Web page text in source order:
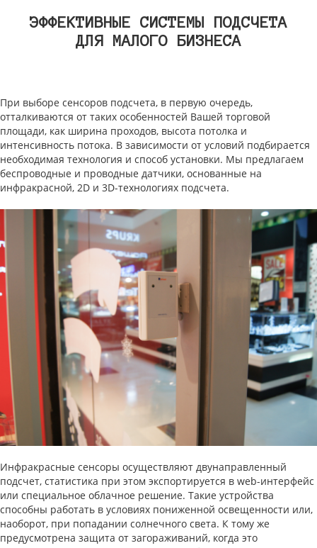
ЭФФЕКТИВНЫЕ СИСТЕМЫ ПОДСЧЕТА
ДЛЯ МАЛОГО БИЗНЕСА
При выборе сенсоров подсчета, в первую очередь,
отталкиваются от таких особенностей Вашей торговой
площади, как ширина проходов, высота потолка и
интенсивность потока. В зависимости от условий подбирается
необходимая технология и способ установки. Мы предлагаем
беспроводные и проводные датчики, основанные на
инфракрасной, 2D и 3D-технологиях подсчета.
Инфракрасные сенсоры осуществляют двунаправленный
подсчет, статистика при этом экспортируется в web-интерфейс
или специальное облачное решение. Такие устройства
способны работать в условиях пониженной освещенности или,
наоборот, при попадании солнечного света. К тому же
предусмотрена защита от загораживаний, когда это